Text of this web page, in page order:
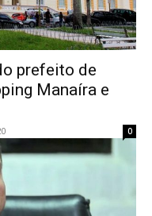
prefeito de
Manaíra e
0